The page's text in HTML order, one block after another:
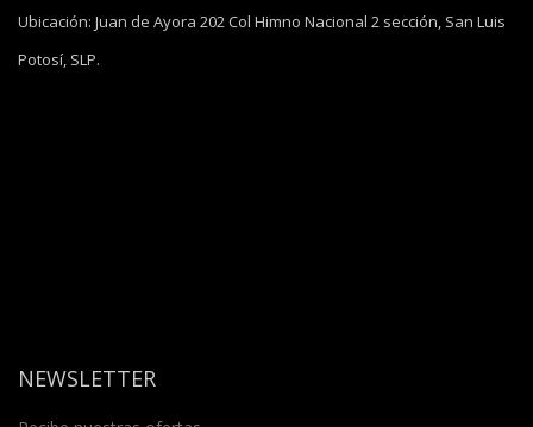
Ubicación: Juan de Ayora 202 Col Himno Nacional 2 sección, San Luis
Potosí, SLP.
NEWSLETTER